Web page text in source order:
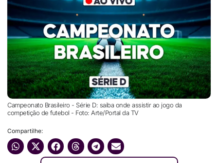
Campeonato Brasileiro - Série D: saiba onde assistir ao jogo da
competição de futebol - Foto: Arte/Portal da TV
Compartilhe: